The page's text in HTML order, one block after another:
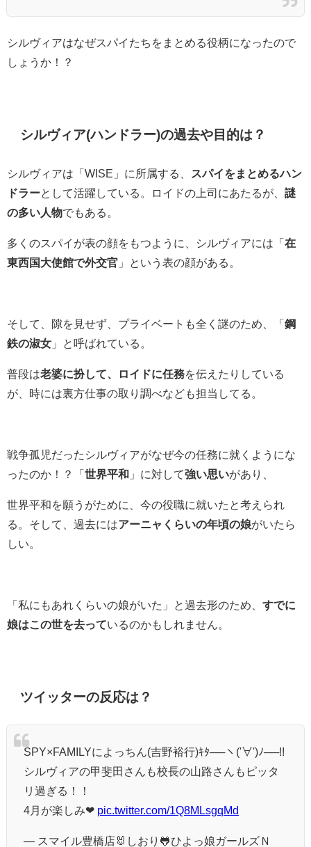
シルヴィアはなぜスパイたちをまとめる役柄になったので
しょうか！？
シルヴィア(ハンドラー)の過去や目的は？
シルヴィアは「WISE」に所属する、
スパイをまとめるハン
ドラーとして活躍している。ロイドの上司にあたるが、 謎
の多い人物でもある。
多くのスパイが表の顔をもつように、シルヴィアには「在
東西国大使館で外交官 」という表の顔がある。
そして、隙を見せず、プライベートも全く謎のため、「鋼
鉄の淑女 」と呼ばれている。
普段は老婆に扮して、ロイドに任務を伝えたりしている
が、時には裏方仕事の取り調べなども担当してる。
戦争孤児だったシルヴィアがなぜ今の任務に就くようにな
ったのか！？「世界平和 」に対して強い思いがあり、
世界平和を願うがために、今の役職に就いたと考えられ
る。そして、過去にはアーニャくらいの年頃の娘がいたら
しい。
「私にもあれくらいの娘がいた」と過去形のため、 すでに
娘はこの世を去っているのかもしれません。
ツイッターの反応は？
SPY×FAMILYによっちん(吉野裕行)ｷﾀ──ヽ('∀')ﾉ──!!
シルヴィアの甲斐田さんも校長の山路さんもピッタ
リ過ぎる！！
4月が楽しみ❤ pic.twitter.com/1Q8MLsgqMd
— スマイル豊橋店🐰しおり🐸ひよっ娘ガールズＮ